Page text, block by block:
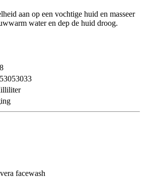
aan op een vochtige huid en masseer
water en dep de huid droog.
facewash